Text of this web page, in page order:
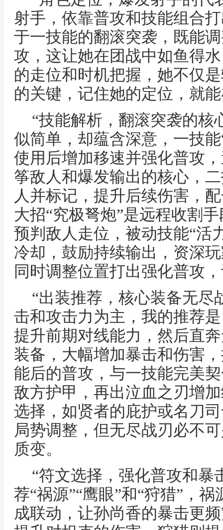
射手，依靠普攻和技能组合
于一技能的翻滚突袭，既能
攻，这让她在团战中如鱼得
的走位和时机把握，她不仅
的关键，记住她的定位，就
“技能解析，翻滚突袭的核
似简单，却蕴含深意，一技
使用后增加移速并强化普攻
筝敌人和爆发输出的核心，
人并标记，提升后续伤害，
大招“究极弩炮”是远程收割
预判敌人走位，被动技能“活
冷却，鼓励持续输出，资深
同时调整位置打出强化普攻
“出装推荐，核心装备无尽
击和攻击力为主，我的推荐
提升前期对线能力，然后直
装备，大幅增加暴击和伤害
能后的普攻，与一技能完美
敌方护甲，再出泣血之刃增
选择，如贤者的庇护或名刀
局势调整，但无尽战刃必不
质变。
“符文选择，强化普攻和暴
荐“祸源”“鹰眼”和“狩猎”，
成联动，让孙尚香的暴击更